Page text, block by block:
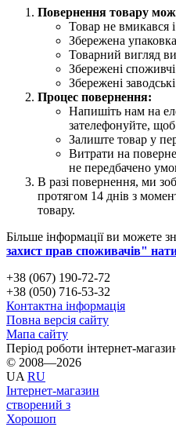
Повернення товару
Товар не вмикався
Збережена
Товарний вигляд
Збережені
Збережені
Процес повернення:
Напишіть нам на
зателефонуйте,
Залиште товар у
Витрати на
не передбачено
В разі повернення, ми
протягом 14 днів з
товару.
Більше інформації ви можете
захист прав споживачів"
+38 (067) 190-72-72
+38 (050) 716-53-32
Контактна інформація
Повна версія сайту
Мапа сайту
Період роботи інтернет-
© 2008—2026
UA RU
Інтернет-магазин
створений з
Хорошоп